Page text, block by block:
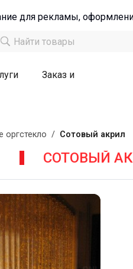
для рекламы,
Заказ и
оргстекло / Сотовый акрил
СОТОВЫЙ